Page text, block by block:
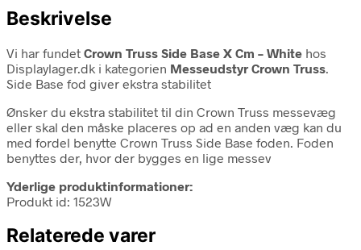
Beskrivelse
Vi har fundet Crown Truss Side Base X Cm – White hos
Displaylager.dk i kategorien Messeudstyr Crown Truss.
Side Base fod giver ekstra stabilitet
Ønsker du ekstra stabilitet til din Crown Truss messevæg
eller skal den måske placeres op ad en anden væg kan du
med fordel benytte Crown Truss Side Base foden. Foden
benyttes der, hvor der bygges en lige messev
Yderlige produktinformationer:
Produkt id: 1523W
Relaterede varer